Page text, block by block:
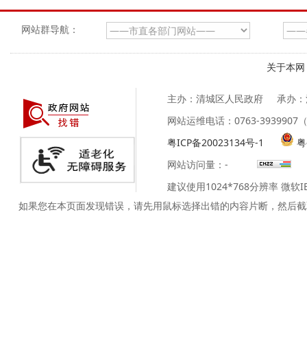
网站群导航：
关于本网
主办：清城区人民政府
承办
网站运维电话：0763-3939907
粤ICP备20023134号-1
网站访问量： -
建议使用1024*768分辨率 微软
如果您在本页面发现错误，请先用鼠标选择出错的内容片断，然后